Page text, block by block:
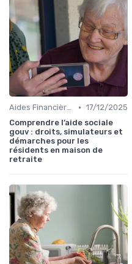
Aides Financières et Subventions • 17/12/2025
Comprendre l’aide sociale
gouv : droits, simulateurs et
démarches pour les
résidents en maison de
retraite